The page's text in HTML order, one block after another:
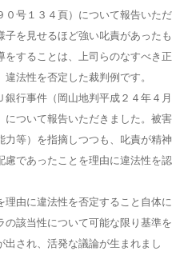
号１３４頁）について報告いただ
子を見せるほど強い叱責があったも
することは、上司らのなすべき正
法性を否定した裁判例です。
行事件（岡山地判平成２４年４月
ついて報告いただきました。被害
等）を指摘しつつも、叱責が精神
慮であったことを理由に違法性を認
由に違法性を否定すること自体に
該当性について可能な限り基準を
され、活発な議論が生まれまし